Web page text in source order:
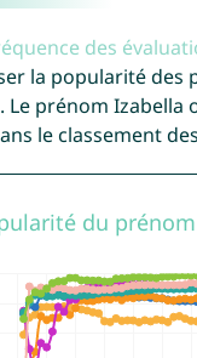
des
la popularité des
Le prénom Izabella
le classement